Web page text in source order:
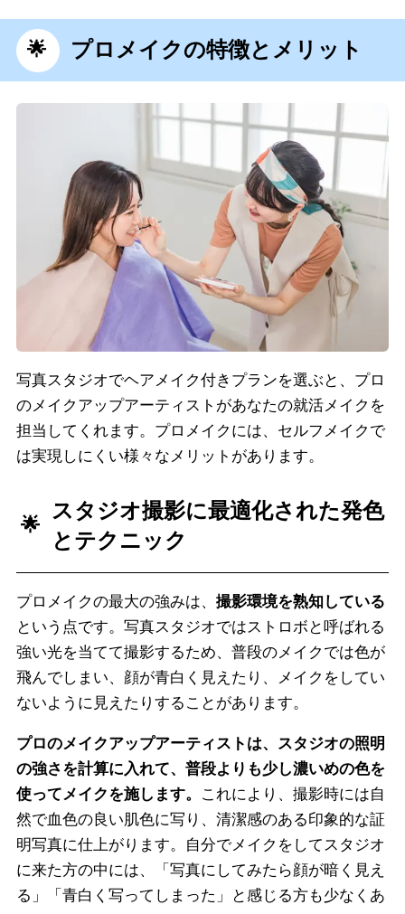
プロメイクの特徴とメリット
写真スタジオでヘアメイク付きプランを選ぶと、プロ
のメイクアップアーティストがあなたの就活メイクを
担当してくれます。プロメイクには、セルフメイクで
は実現しにくい様々なメリットがあります。
スタジオ撮影に最適化された発色
とテクニック
プロメイクの最大の強みは、 撮影環境を熟知している
という点です。写真スタジオではストロボと呼ばれる
強い光を当てて撮影するため、普段のメイクでは色が
飛んでしまい、顔が青白く見えたり、メイクをしてい
ないように見えたりすることがあります。
プロのメイクアップアーティストは、スタジオの照明
の強さを計算に入れて、普段よりも少し濃いめの色を
使ってメイクを施します。
これにより、撮影時には自
然で血色の良い肌色に写り、清潔感のある印象的な証
明写真に仕上がります。自分でメイクをしてスタジオ
に来た方の中には、「写真にしてみたら顔が暗く見え
る」「青白く写ってしまった」と感じる方も少なくあ